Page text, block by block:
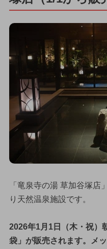
「竜泉寺の湯 草加谷塚店
り天然温泉施設です。
2026年1月1日（木・祝）
袋」が販売されます。メ